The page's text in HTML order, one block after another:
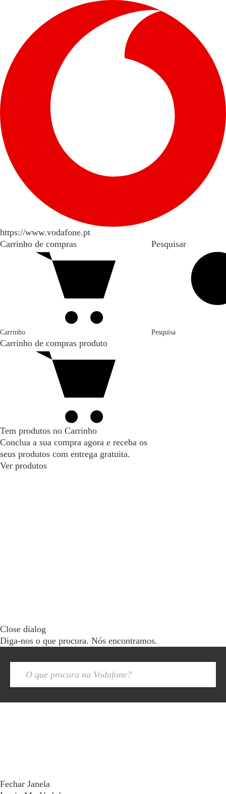
https://www.vodafone.pt
Carrinho de compras
Carrinho
Carrinho de compras produto
Tem produtos no Carrinho
Conclua a sua compra agora e receba os
seus produtos com entrega gratuita.
Ver produtos
Pesquisar
Pesquisa
Close dialog
Diga-nos o que procura. Nós encontramos.
Fechar Janela